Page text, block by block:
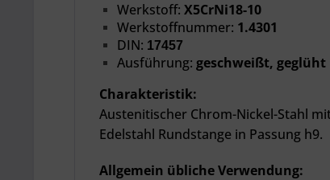
Werkstoff: X5CrNi18-10
Werkstoffnummer: 1.4301
DIN: 17457
Ausführung: geschweißt, geglüht
Charakteristik:
Austenitischer Chrom-Nickel-Stahl
Edelstahl Rundstange in Passung h9.
Allgemein übliche Verwendung: